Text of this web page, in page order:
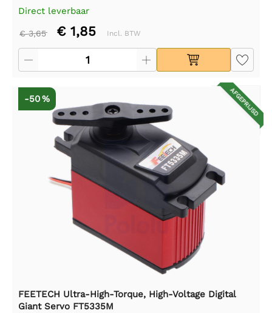
Direct leverbaar
€ 3,65 € 1,85 Incl. BTW
AFGEPRIJSD
-50 %
FEETECH Ultra-High-Torque, High-Voltage Digital
Giant Servo FT5335M